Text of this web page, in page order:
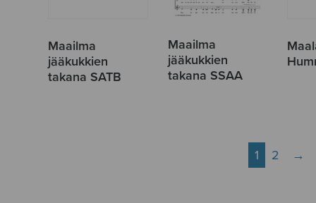
Maailma
jääkukkien
takana SATB
Maailma
jääkukkien
takana SSAA
1 2 →